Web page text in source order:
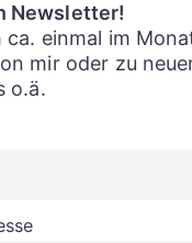
Newsletter!
ca. einmal im
mir oder zu
o.ä.